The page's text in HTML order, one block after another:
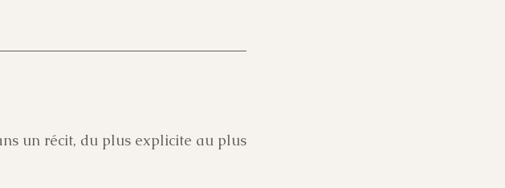
un récit, du plus explicite au plus